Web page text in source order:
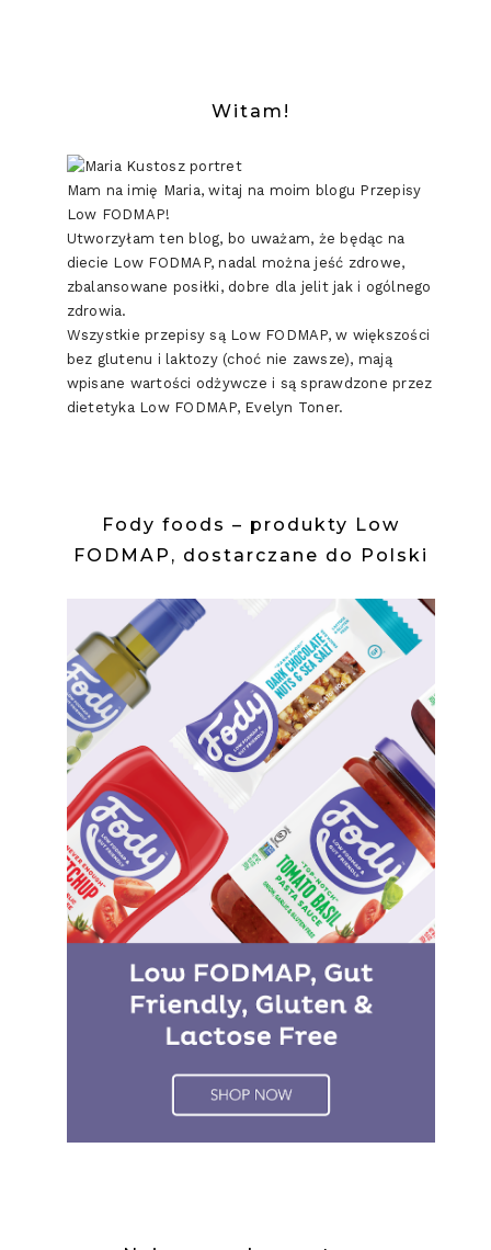
Witam!
Mam na imię Maria, witaj na moim blogu Przepisy
Low FODMAP!
Utworzyłam ten blog, bo uważam, że będąc na
diecie Low FODMAP, nadal można jeść zdrowe,
zbalansowane posiłki, dobre dla jelit jak i ogólnego
zdrowia.
Wszystkie przepisy są Low FODMAP, w większości
bez glutenu i laktozy (choć nie zawsze), mają
wpisane wartości odżywcze i są sprawdzone przez
dietetyka Low FODMAP, Evelyn Toner.
Fody foods – produkty Low
FODMAP, dostarczane do Polski